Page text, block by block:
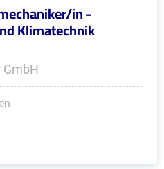
in -
Klimatechnik
GmbH